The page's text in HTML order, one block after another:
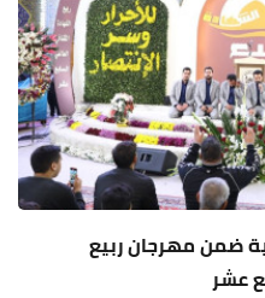
ضمن مهرجان ربيع
عشر